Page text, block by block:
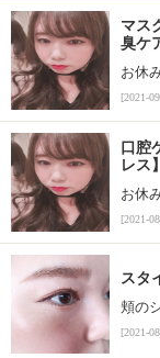
マス
臭ケ
お休
[2021-
口腔
レス
お休
[2021-
スタ
頬の
[2021-